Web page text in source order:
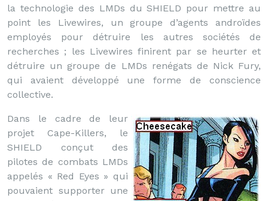
la technologie des LMDs du SHIELD pour mettre au
point les Livewires, un groupe d’agents androïdes
employés pour détruire les autres sociétés de
recherches ; les Livewires finirent par se heurter et
détruire un groupe de LMDs renégats de Nick Fury,
qui avaient développé une forme de conscience
collective.
Dans le cadre de leur
projet Cape-Killers, le
SHIELD conçut des
pilotes de combats LMDs
appelés « Red Eyes » qui
pouvaient supporter une